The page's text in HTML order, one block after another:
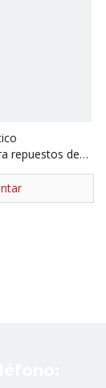
repuestos de